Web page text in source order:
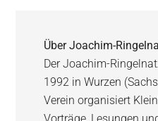
ÜberJoachim-
Der Joachim-
1992 in Wurzen
Verein organisiert